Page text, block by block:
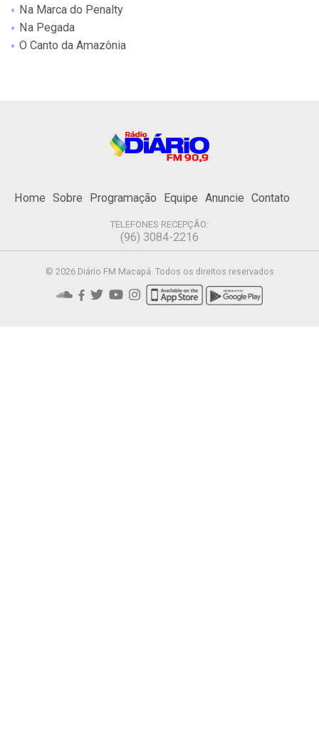
Na Marca do Penalty
Na Pegada
O Canto da Amazônia
Home Sobre Programação Equipe Anuncie Contato
TELEFONES RECEPÇÃO:
(96) 3084-2216
© 2026 Diário FM Macapá. Todos os direitos reservados